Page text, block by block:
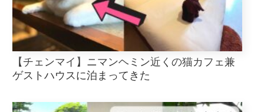
【チェンマイ】ニマンヘミン近くの猫カフェ兼
ゲストハウスに泊まってきた